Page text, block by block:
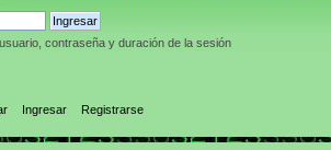
contraseña y duración de la sesión
Ingresar Registrarse